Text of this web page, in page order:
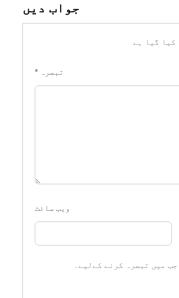
جواب دیں
کیا گیا ہے
تبصرہ *
ویب‌ سائٹ
میں تبصرہ کرنے کےلیے۔